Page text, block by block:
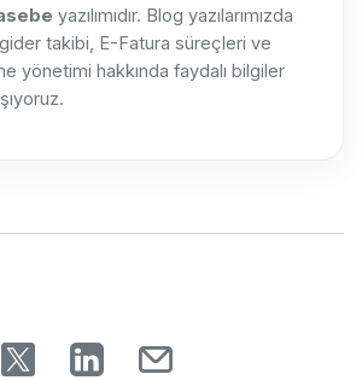
yazılımıdır. Blog yazılarımızda
takibi, E-Fatura süreçleri ve
yönetimi hakkında faydalı bilgiler